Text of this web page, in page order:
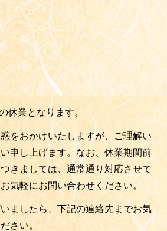
休業となります。
をおかけいたしますが、 ご理解い
申し上げます。なお、休業期間前
きましては、通常通り対応させて
お気軽にお問い合わせください。
ましたら、下記の連絡先までお気
さい。